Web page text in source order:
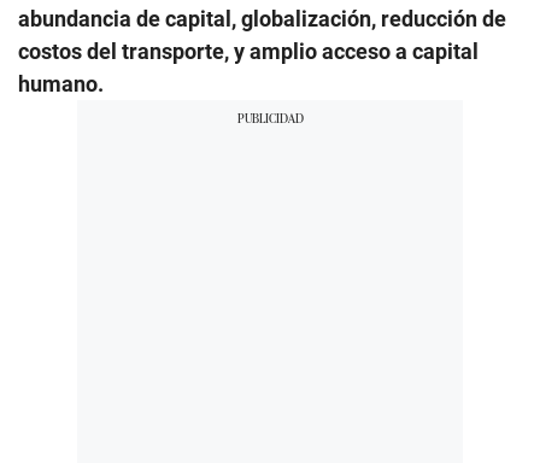
abundancia de capital, globalización, reducción de
costos del transporte, y amplio acceso a capital
humano.